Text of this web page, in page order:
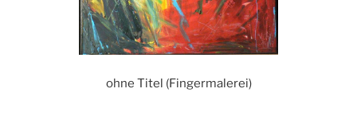
ohne Titel (Fingermalerei)